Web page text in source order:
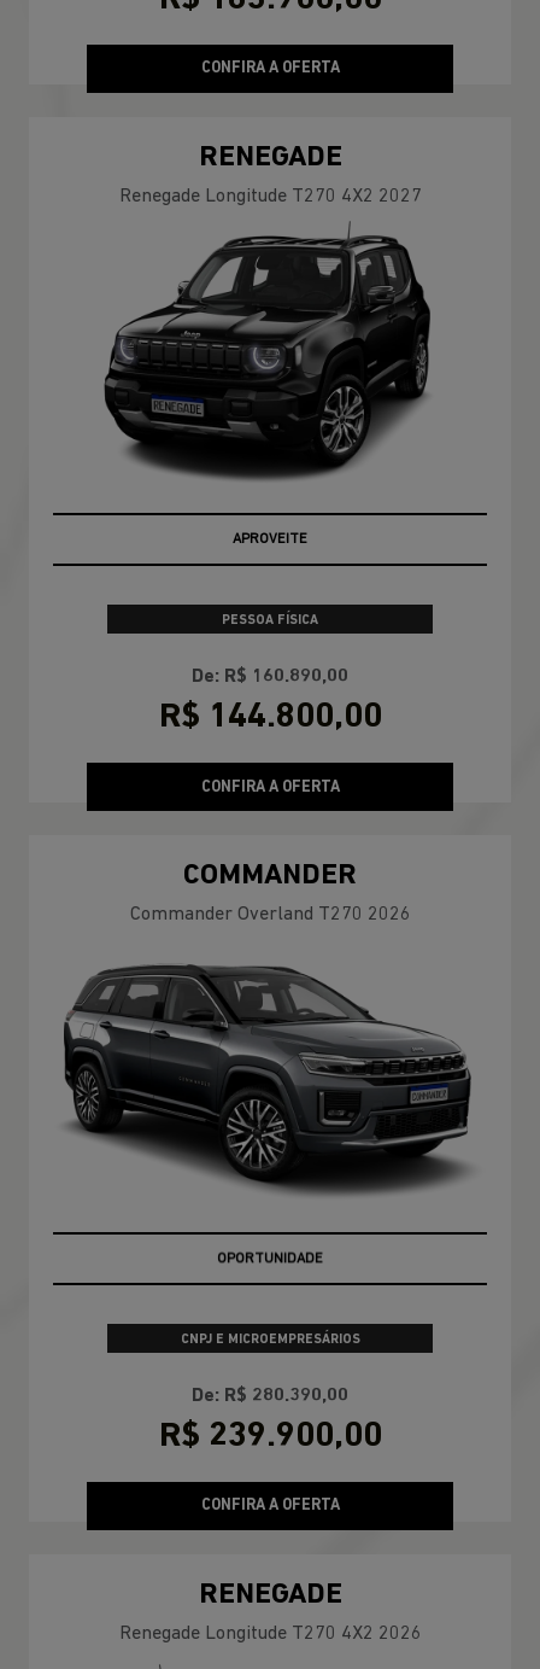
CONFIRA A OFERTA
RENEGADE
Renegade Longitude T270 4X2 2027
APROVEITE
PESSOA FÍSICA
De: R$ 160.890,00
R$ 144.800,00
CONFIRA A OFERTA
COMMANDER
Commander Overland T270 2026
APROVEITE
CNPJ E MICROEMPRESÁRIOS
De: R$ 280.390,00
R$ 239.900,00
CONFIRA A OFERTA
RENEGADE
Renegade Longitude T270 4X2 2026